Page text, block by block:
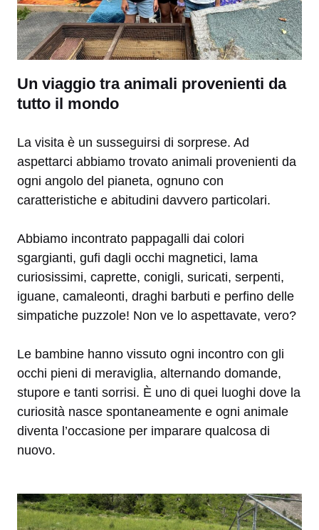
Un viaggio tra animali provenienti da
tutto il mondo
La visita è un susseguirsi di sorprese. Ad
aspettarci abbiamo trovato animali provenienti da
ogni angolo del pianeta, ognuno con
caratteristiche e abitudini davvero particolari.
Abbiamo incontrato pappagalli dai colori
sgargianti, gufi dagli occhi magnetici, lama
curiosissimi, caprette, conigli, suricati, serpenti,
iguane, camaleonti, draghi barbuti e perfino delle
simpatiche puzzole! Non ve lo aspettavate, vero?
Le bambine hanno vissuto ogni incontro con gli
occhi pieni di meraviglia, alternando domande,
stupore e tanti sorrisi. È uno di quei luoghi dove la
curiosità nasce spontaneamente e ogni animale
diventa l’occasione per imparare qualcosa di
nuovo.